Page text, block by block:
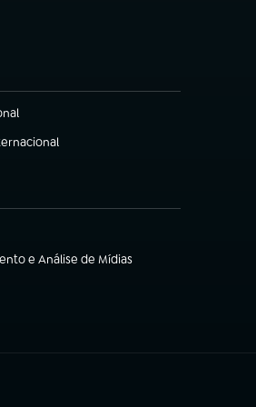
aba)
aba)
e Análise de Mídias
aba)